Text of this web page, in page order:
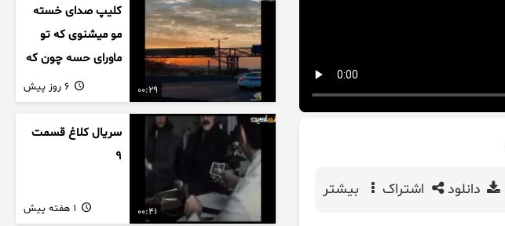
دانلود اشتراک بیشتر
00:29
کلیپ صدای خسته
مو میشنوی که تو
ماورای حسه چون که
داریم می رسیم به
اخرای قصه
00:41
سریال کلاغ قسمت
9